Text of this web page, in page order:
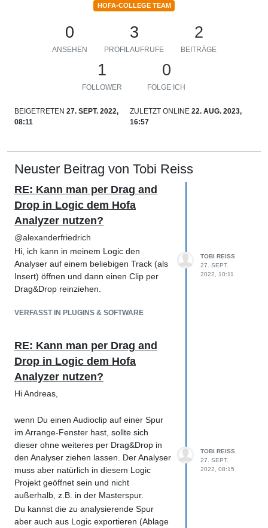
HOFA-COLLEGE TEAM
0
ANSEHEN
3
PROFILAUFRUFE
2
BEITRÄGE
1
FOLLOWER
0
FOLGE ICH
BEIGETRETEN 27. SEPT. 2022,
08:11
ZULETZT ONLINE 22. AUG. 2023,
16:57
Neuster Beitrag von Tobi Reiss
RE: Kann man per Drag and
Drop in Logic dem Hofa
Analyzer nutzen?
@alexanderfriedrich
Hi, ich kann in meinem Logic den
Analyser auf einem beliebigen Track (als
Insert) öffnen und dann einen Clip per
Drag&Drop reinziehen.
VERFASST IN PLUGINS & SOFTWARE
TOBI REISS
27. SEPT.
2022, 10:11
RE: Kann man per Drag and
Drop in Logic dem Hofa
Analyzer nutzen?
Hi Andreas,
wenn Du einen Audioclip auf einer Spur
im Arrange-Fenster hast, sollte sich
dieser ohne weiteres per Drag&Drop in
den Analyser ziehen lassen. Der Analyser
muss aber natürlich in diesem Logic
Projekt geöffnet sein und nicht
außerhalb, z.B. in der Masterspur.
Du kannst die zu analysierende Spur
aber auch aus Logic exportieren (Ablage
TOBI REISS
27. SEPT.
2022, 08:15